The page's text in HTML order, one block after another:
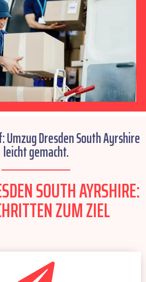
Umzug Dresden South Ayrshire
leicht gemacht.
SOUTH AYRSHIRE:
ZUM ZIEL